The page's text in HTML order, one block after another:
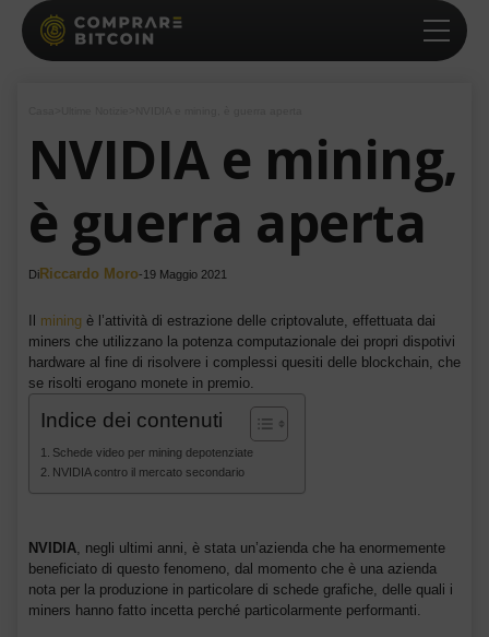
NVIDIA e mining,
è guerra aperta
Di Riccardo Moro-19 Maggio 2021
mining è l’attività di estrazione delle criptovalute, effettuata dai
miners che utilizzano la potenza computazionale dei propri dispotivi
hardware al fine di risolvere i complessi quesiti delle blockchain, che
se risolti erogano monete in premio.
Indice dei contenuti
Schede video per mining depotenziate
NVIDIA contro il mercato secondario
NVIDIA, negli ultimi anni, è stata un’azienda che ha enormemente
beneficiato di questo fenomeno, dal momento che è una azienda
nota per la produzione in particolare di schede grafiche, delle quali i
miners hanno fatto incetta perché particolarmente performanti.